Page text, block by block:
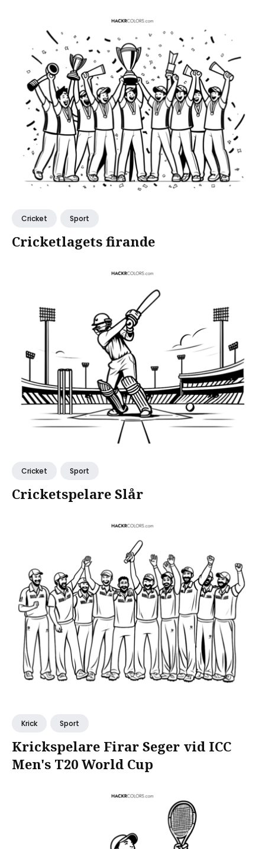
Cricket Sport
Cricketlagets firande
Cricket Sport
Cricketspelare Slår
Krick Sport
Krickspelare Firar Seger vid ICC
Men's T20 World Cup